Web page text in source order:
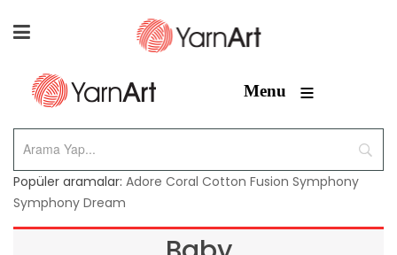
Menu ≡
Popüler aramalar: Adore Coral Cotton Fusion Symphony
Symphony Dream